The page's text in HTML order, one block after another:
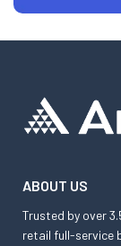
ABOUT US
Trusted by over
retail full-service